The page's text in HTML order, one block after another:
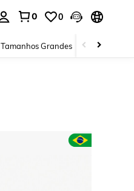
0 0
Tamanhos Grandes Joias e